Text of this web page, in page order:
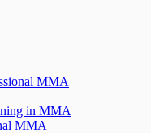
MMA
in MMA
MMA